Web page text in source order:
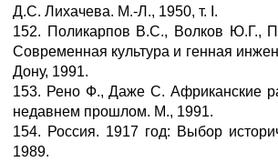
Д.С. Лихачева. М.-Л., 1950, т. I.
152. Поликарпов B.C., Волков Ю.Г.,
Современная культура и генная
Дону, 1991.
153. Рено Ф., Даже С. Африканские
недавнем прошлом. М., 1991.
154. Россия. 1917 год: Выбор
1989.